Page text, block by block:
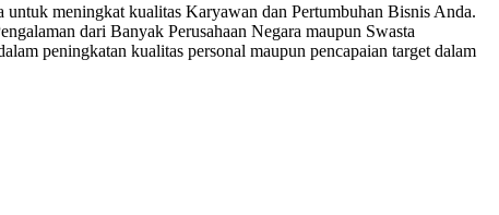
meningkat kualitas Karyawan dan Pertumbuhan Bisnis Anda.
dari Banyak Perusahaan Negara maupun Swasta
peningkatan kualitas personal maupun pencapaian target dalam